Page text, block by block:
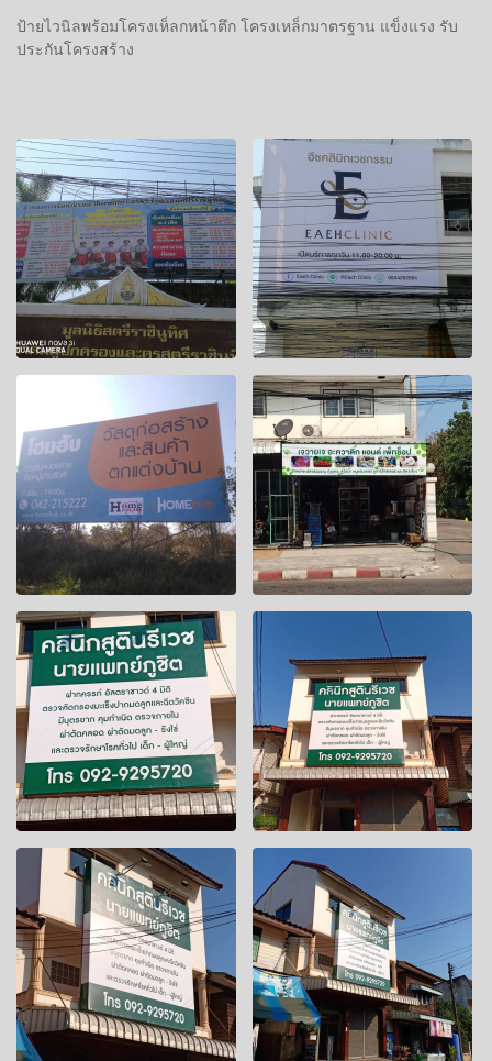
ป้ายไวนิลพร้อมโครงเห็ลกหน้าตึก โครงเหล็กมาตรฐาน แข็งแรง รับ
ประกันโครงสร้าง